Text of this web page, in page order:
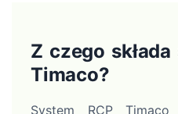
Z czego
Timaco?
System RCP